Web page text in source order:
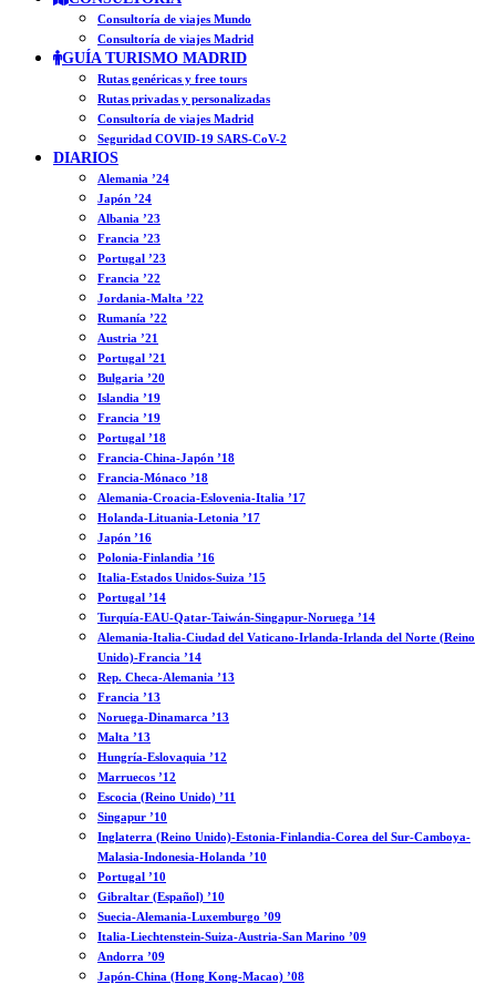
Consultoría de viajes Mundo
Consultoría de viajes Madrid
GUÍA TURISMO MADRID
Rutas genéricas y free tours
Rutas privadas y personalizadas
Consultoría de viajes Madrid
Seguridad COVID-19 SARS-CoV-2
DIARIOS
Alemania ’24
Japón ’24
Albania ’23
Francia ’23
Portugal ’23
Francia ’22
Jordania-Malta ’22
Rumanía ’22
Austria ’21
Portugal ’21
Bulgaria ’20
Islandia ’19
Francia ’19
Portugal ’18
Francia-China-Japón ’18
Francia-Mónaco ’18
Alemania-Croacia-Eslovenia-Italia ’17
Holanda-Lituania-Letonia ’17
Japón ’16
Polonia-Finlandia ’16
Italia-Estados Unidos-Suiza ’15
Portugal ’14
Turquía-EAU-Qatar-Taiwán-Singapur-Noruega ’14
Alemania-Italia-Ciudad del Vaticano-Irlanda-Irlanda del Norte (Reino
Unido)-Francia ’14
Rep. Checa-Alemania ’13
Francia ’13
Noruega-Dinamarca ’13
Malta ’13
Hungría-Eslovaquia ’12
Marruecos ’12
Escocia (Reino Unido) ’11
Singapur ’10
Inglaterra (Reino Unido)-Estonia-Finlandia-Corea del Sur-Camboya-
Malasia-Indonesia-Holanda ’10
Portugal ’10
Gibraltar (Español) ’10
Suecia-Alemania-Luxemburgo ’09
Italia-Liechtenstein-Suiza-Austria-San Marino ’09
Andorra ’09
Japón-China (Hong Kong-Macao) ’08